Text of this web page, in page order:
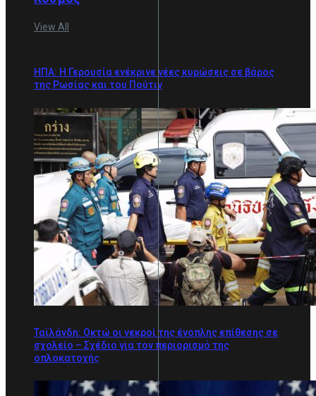
View All
ΗΠΑ: Η Γερουσία ενέκρινε νέες κυρώσεις σε βάρος
της Ρωσίας και του Πούτιν
Ταϊλάνδη: Οκτώ οι νεκροί της ένοπλης επίθεσης σε
σχολείο – Σχέδιο για τον περιορισμό της
οπλοκατοχής